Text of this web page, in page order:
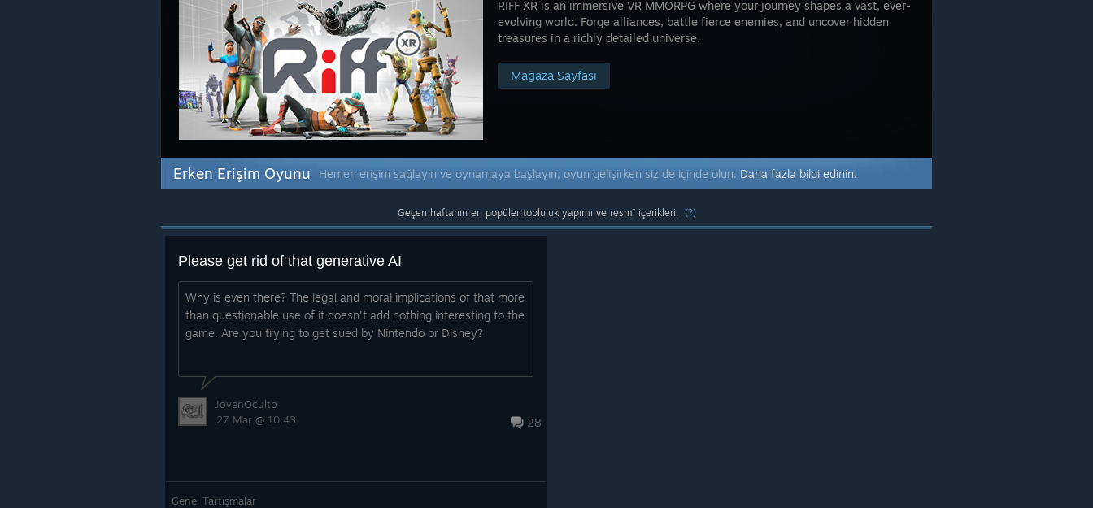
RIFF XR is an immersive VR MMORPG where your journey shapes a vast, ever-
evolving world. Forge alliances, battle fierce enemies, and uncover hidden
treasures in a richly detailed universe.
Mağaza Sayfası
Erken Erişim Oyunu Hemen erişim sağlayın ve oynamaya başlayın; oyun gelişirken siz de içinde olun. Daha fazla bilgi edinin.
Geçen haftanın en popüler topluluk yapımı ve resmî içerikleri. (?)
Please get rid of that generative AI
Why is even there? The legal and moral implications of that more
than questionable use of it doesn't add nothing interesting to the
game. Are you trying to get sued by Nintendo or Disney?
28
JovenOculto
27 Mar @ 10:43
Genel Tartışmalar